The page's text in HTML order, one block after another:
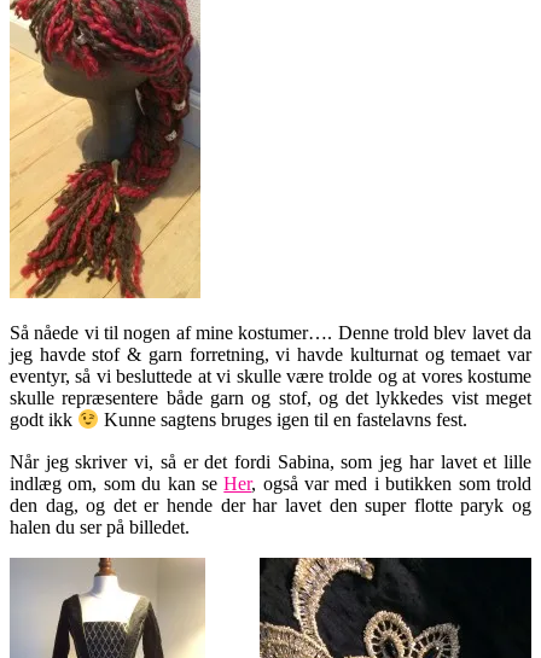
Så nåede vi til nogen af mine kostumer…. Denne trold blev lavet da
jeg havde stof & garn forretning, vi havde kulturnat og temaet var
eventyr, så vi besluttede at vi skulle være trolde og at vores kostume
skulle repræsentere både garn og stof, og det lykkedes vist meget
godt ikk
Kunne sagtens bruges igen til en fastelavns fest.
Når jeg skriver vi, så er det fordi Sabina, som jeg har lavet et lille
indlæg om, som du kan seHer, også var med i butikken som trold
den dag, og det er hende der har lavet den super flotte paryk og
halen du ser på billedet.